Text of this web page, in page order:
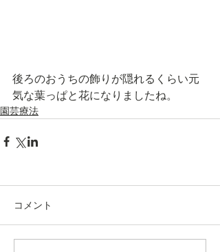
後ろのおうちの飾りが隠れるくらい元
気な葉っぱと花になりましたね。
園芸療法
コメント